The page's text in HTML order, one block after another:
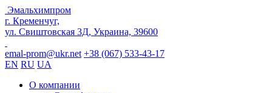
Эмальхимпром
г. Кременчуг,
ул. Свиштовская 3Д, Украина, 39600
emal-prom@ukr.net +38 (067) 533-43-17
EN RU UA
О компании